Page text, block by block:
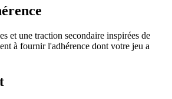
et une traction secondaire inspirées de
à fournir l'adhérence dont votre jeu a